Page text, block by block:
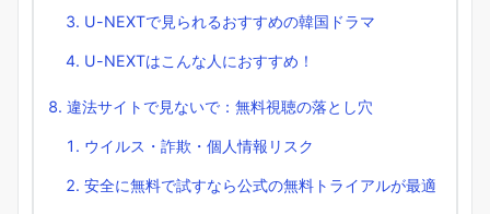
U-NEXTで見られるおすすめの韓国ドラマ
U-NEXTはこんな人におすすめ！
違法サイトで見ないで：無料視聴の落とし穴
ウイルス・詐欺・個人情報リスク
安全に無料で試すなら公式の無料トライアルが最適